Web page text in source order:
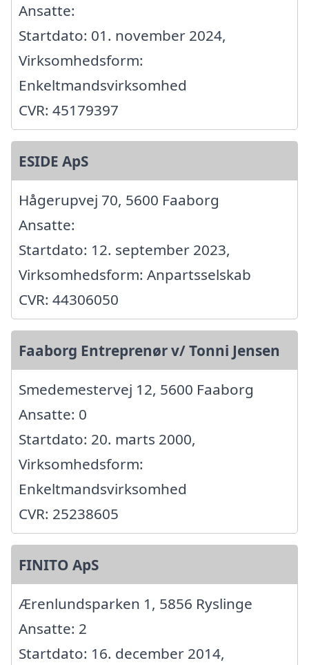
Ansatte:
Startdato: 01. november 2024,
Virksomhedsform:
Enkeltmandsvirksomhed
CVR: 45179397
ESIDE ApS
Hågerupvej 70, 5600 Faaborg
Ansatte:
Startdato: 12. september 2023,
Virksomhedsform: Anpartsselskab
CVR: 44306050
Faaborg Entreprenør v/ Tonni Jensen
Smedemestervej 12, 5600 Faaborg
Ansatte: 0
Startdato: 20. marts 2000,
Virksomhedsform:
Enkeltmandsvirksomhed
CVR: 25238605
FINITO ApS
Ærenlundsparken 1, 5856 Ryslinge
Ansatte: 2
Startdato: 16. december 2014,